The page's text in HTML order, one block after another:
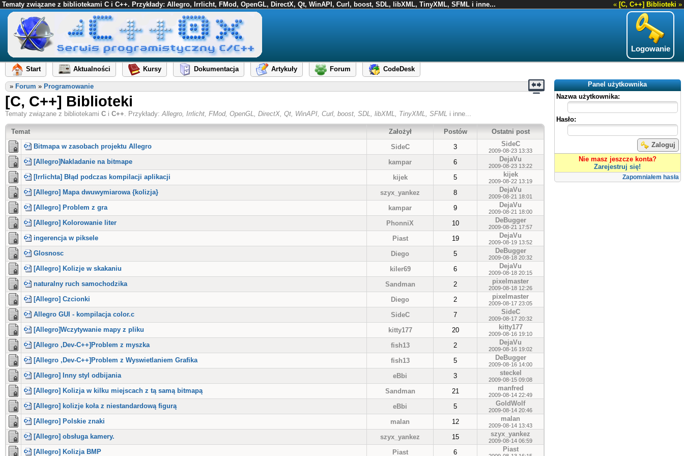
« [C, C++] Biblioteki »
Tematy związane z bibliotekami C i C++. Przykłady: Allegro, Irrlicht, FMod, OpenGL, DirectX, Qt, WinAPI, Curl, boost, SDL, libXML, TinyXML, SFML i inne...
Logowanie
Start Aktualności Kursy Dokumentacja Artykuły Forum
CodeDesk
Panel użytkownika
Nazwa użytkownika:
Hasło:
Zaloguj
Nie masz jeszcze konta?
Zarejestruj się!
Zapomniałem hasła
» Forum » Programowanie
[C, C++] Biblioteki
Tematy związane z bibliotekami C i C++. Przykłady:Allegro, Irrlicht, FMod, OpenGL, DirectX, Qt, WinAPI, Curl, boost, SDL, libXML, TinyXML, SFML i inne...
Temat Założył Postów
Ostatni post
Bitmapa w zasobach projektu Allegro
SideC 3 SideC
2009-08-23 13:33
[Allegro]Nakladanie na bitmape kampar 6 DejaVu
2009-08-23 13:22
[Irrlichta] Błąd podczas kompilacji aplikacji kijek 5 kijek
2009-08-22 13:19
[Allegro] Mapa dwuwymiarowa {kolizja} szyx_yankez 8 DejaVu
2009-08-21 18:01
[Allegro] Problem z gra kampar 9 DejaVu
2009-08-21 18:00
[Allegro] Kolorowanie liter PhonniX 10 DeBugger
2009-08-21 17:57
ingerencja w piksele Piast 19 DejaVu
2009-08-19 13:52
Glosnosc Diego 5 DeBugger
2009-08-18 20:32
[Allegro] Kolizje w skakaniu kiler69 6 DejaVu
2009-08-18 20:15
naturalny ruch samochodzika Sandman 2 pixelmaster
2009-08-18 12:26
[Allegro] Czcionki Diego 2 pixelmaster
2009-08-17 23:05
Allegro GUI - kompilacja color.c SideC 7 SideC
2009-08-17 20:32
[Allegro]Wczytywanie mapy z pliku kitty177 20 kitty177
2009-08-16 19:10
[Allegro ,Dev-C++]Problem z myszka fish13 2 DejaVu
2009-08-16 19:02
[Allegro ,Dev-C++]Problem z Wyswietlaniem Grafika fish13 5 DeBugger
2009-08-16 14:00
[Allegro] Inny styl odbijania eBbi 3 steckel
2009-08-15 09:08
[Allegro] Kolizja w kilku miejscach z tą samą bitmapą Sandman 21 manfred
2009-08-14 22:49
[Allegro] kolizje koła z niestandardową figurą eBbi 5 GoldWolf
2009-08-14 20:46
[Allegro] Polskie znaki malan 12 malan
2009-08-14 13:43
[Allegro] obsługa kamery. szyx_yankez 15 szyx_yankez
2009-08-14 06:59
[Allegro] Kolizja BMP Piast 6 Piast